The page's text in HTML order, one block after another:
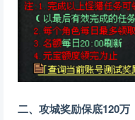
二、攻城奖励保底120万